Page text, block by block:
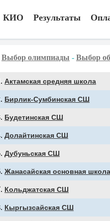
КИО Результаты
Выбор олимпиады - Выбор
Актамская средняя школа
Бирлик-Сумбинская СШ
Будетинская СШ
Долайтинская СШ
Дубуньская СШ
Жанасайская основная школа
Кольджатская СШ
Кыргызсайская СШ